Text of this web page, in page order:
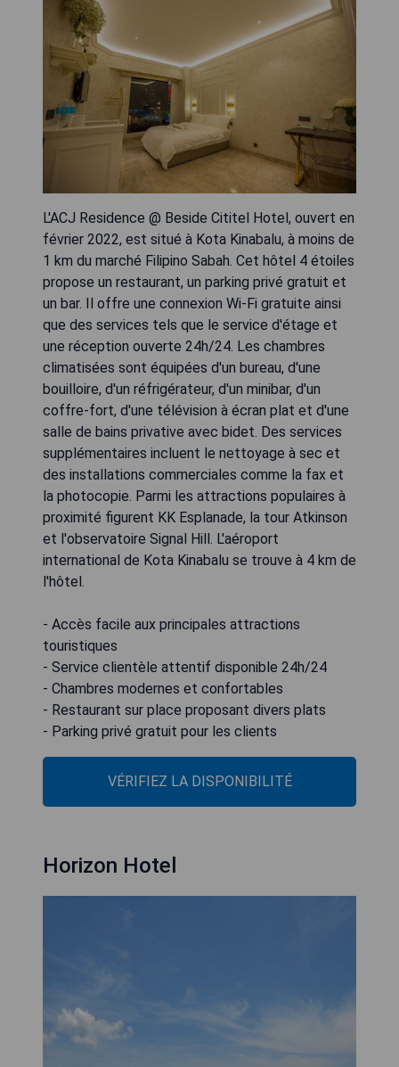
L'ACJ Residence @ Beside Cititel Hotel, ouvert en
février 2022, est situé à Kota Kinabalu, à moins de
1 km du marché Filipino Sabah. Cet hôtel 4 étoiles
propose un restaurant, un parking privé gratuit et
un bar. Il offre une connexion Wi-Fi gratuite ainsi
que des services tels que le service d'étage et
une réception ouverte 24h/24. Les chambres
climatisées sont équipées d'un bureau, d'une
bouilloire, d'un réfrigérateur, d'un minibar, d'un
coffre-fort, d'une télévision à écran plat et d'une
salle de bains privative avec bidet. Des services
supplémentaires incluent le nettoyage à sec et
des installations commerciales comme la fax et
la photocopie. Parmi les attractions populaires à
proximité figurent KK Esplanade, la tour Atkinson
et l'observatoire Signal Hill. L'aéroport
international de Kota Kinabalu se trouve à 4 km de
l'hôtel.
- Accès facile aux principales attractions
touristiques
- Service clientèle attentif disponible 24h/24
- Chambres modernes et confortables
- Restaurant sur place proposant divers plats
- Parking privé gratuit pour les clients
VÉRIFIEZ LA DISPONIBILITÉ
Horizon Hotel